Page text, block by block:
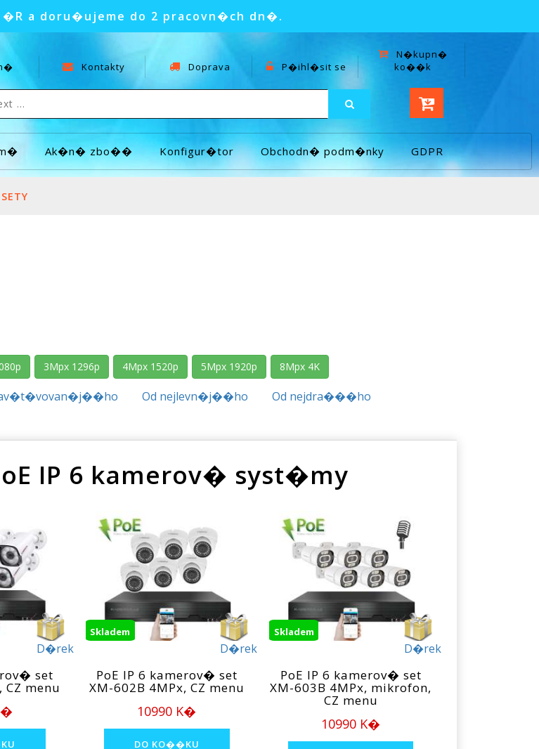
a doru�ujeme do 2 pracovn�ch dn�.
Kontakty Doprava P�ihl�sit se
N�kupn�
ko��k
Ak�n� zbo�� Konfigur�tor Obchodn� podm�nky GDPR
3Mpx 1296p 4Mpx 1520p 5Mpx 1920p 8Mpx 4K
Od nejlevn�j��ho
Od nejdra���ho
IP 6 kamerov� syst�my
D�rek
set
CZ menu
D�rek
Skladem
PoE IP 6 kamerov� set
XM-602B 4MPx, CZ menu
10990 K�
D�rek
Skladem
PoE IP 6 kamerov� set
XM-603B 4MPx, mikrofon,
CZ menu
10990 K�